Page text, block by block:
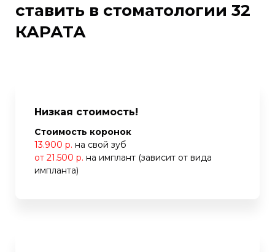
ставить в стоматологии 32
КАРАТА
Низкая стоимость!
Стоимость коронок
13.900 р. на свой зуб
от 21.500 р. на имплант (зависит от вида
импланта)